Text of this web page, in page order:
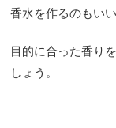
香水を作るのもいい
目的に合った香り
しょう。